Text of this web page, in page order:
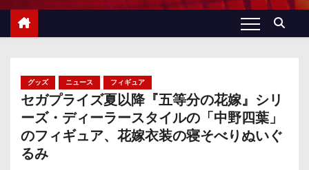
グッズ ニュース フィギュア
セガプライズ夏以降『五等分の花嫁』シリ
ーズ・ディーラースタイルの「中野四葉」
のフィギュア、花嫁衣装の寝そべりぬいぐ
るみ